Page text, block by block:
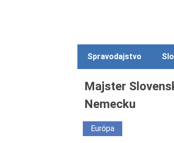
Spravodajstvo
Majster
Nemecku
Európa